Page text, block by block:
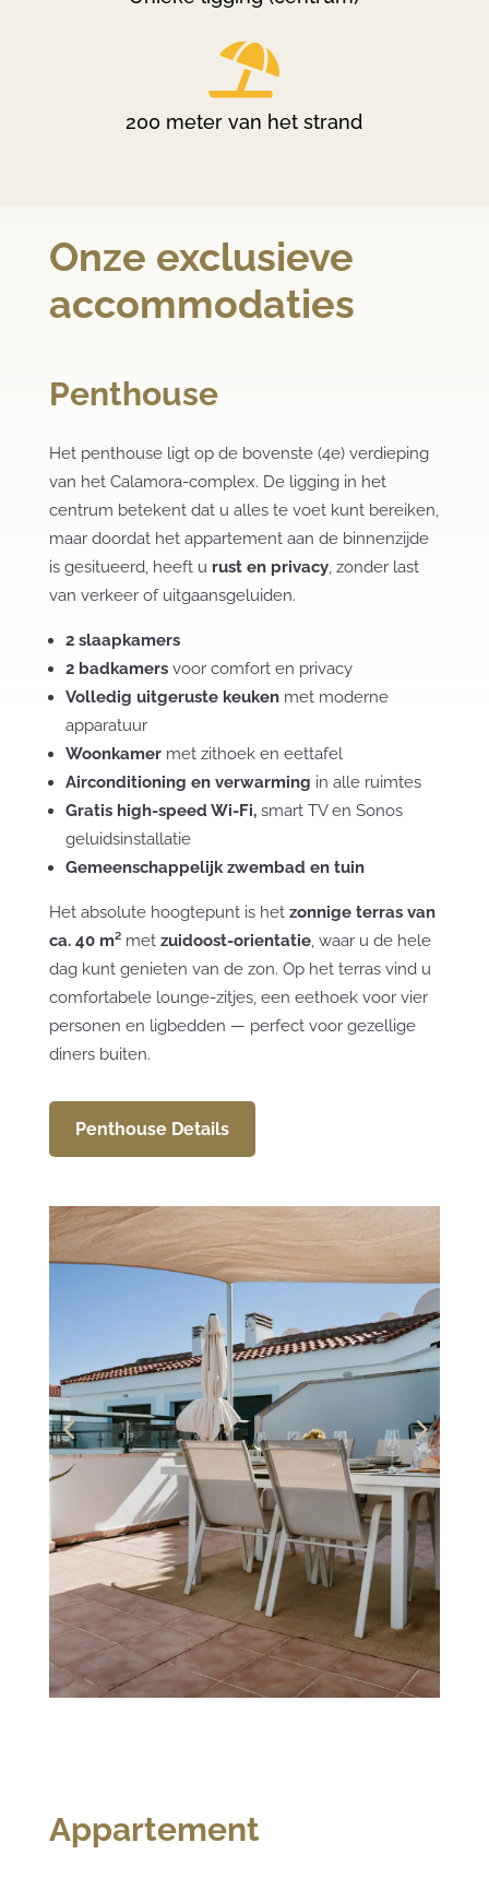

200 meter van het strand
Onze exclusieve
accommodaties
Penthouse
Het penthouse ligt op de bovenste (4e) verdieping
van het Calamora-complex. De ligging in het
centrum betekent dat u alles te voet kunt bereiken,
maar doordat het appartement aan de binnenzijde
is gesitueerd, heeft u rust en privacy, zonder last
van verkeer of uitgaansgeluiden.
2 slaapkamers
2 badkamers voor comfort en privacy
Volledig uitgeruste keuken met moderne
apparatuur
Woonkamer met zithoek en eettafel
Airconditioning en verwarming in alle ruimtes
Gratis high-speed Wi-Fi, smart TV en Sonos
geluidsinstallatie
Gemeenschappelijk zwembad en tuin
Het absolute hoogtepunt is het zonnige terras van
ca. 40 m²met zuidoost-orientatie, waar u de hele
dag kunt genieten van de zon. Op het terras vind u
comfortabele lounge-zitjes, een eethoek voor vier
personen en ligbedden — perfect voor gezellige
diners buiten.
Penthouse Details
Appartement